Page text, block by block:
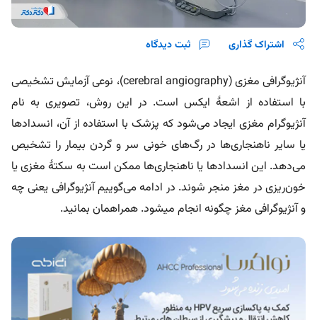
اشتراک گذاری ثبت دیدگاه
آنژیوگرافی مغزی (cerebral angiography)، نوعی آزمایش تشخیصی
با استفاده از اشعۀ ایکس است. در این روش، تصویری به نام
آنژیوگرام مغزی ایجاد می‌شود که پزشک با استفاده از آن، انسدادها
یا سایر ناهنجاری‌ها در رگ‌های خونی سر و گردن بیمار را تشخیص
می‌دهد. این انسدادها یا ناهنجاری‌ها ممکن است به سکتۀ مغزی یا
خون‌ر‌یزی در مغز منجر شوند. در ادامه می‌گوییم آنژیوگرافی یعنی چه
و آنژیوگرافی مغز چگونه انجام میشود. همراهمان بمانید.